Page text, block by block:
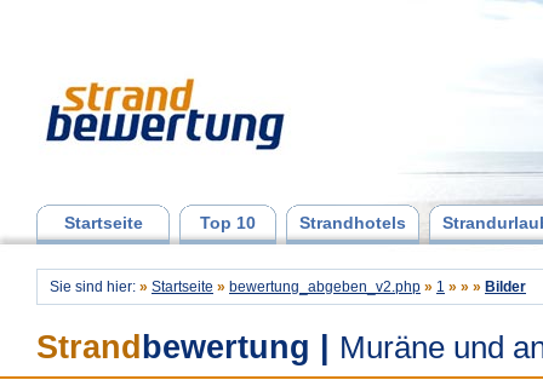
Startseite Top 10 Strandhotels
Sie sind hier: » Startseite » bewertung_abgeben_v2.php » 1 » » » Bilder
Strand bewertung Muräne und